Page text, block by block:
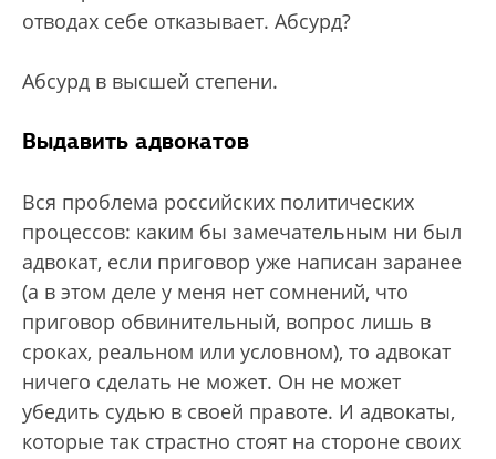
отводах себе отказывает. Абсурд?
Абсурд в высшей степени.
Выдавить адвокатов
Вся проблема российских политических
процессов: каким бы замечательным ни был
адвокат, если приговор уже написан заранее
(а в этом деле у меня нет сомнений, что
приговор обвинительный, вопрос лишь в
сроках, реальном или условном), то адвокат
ничего сделать не может. Он не может
убедить судью в своей правоте. И адвокаты,
которые так страстно стоят на стороне своих